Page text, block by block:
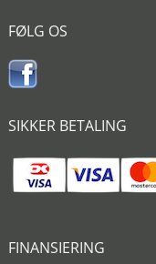
FØLG OS
SIKKER BETALING
FINANSIERING